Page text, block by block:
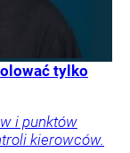
tylko
i punktów
kierowców.